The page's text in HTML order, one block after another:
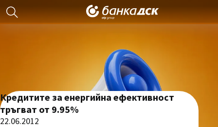
Кредитите за енергийна ефективност
тръгват от 9.95%
22.06.2012